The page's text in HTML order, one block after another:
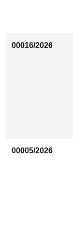
00016/2026
00005/2026